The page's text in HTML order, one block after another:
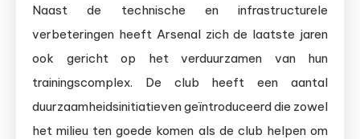
Naast de technische en infrastructurele
verbeteringen heeft Arsenal zich de laatste jaren
ook gericht op het verduurzamen van hun
trainingscomplex. De club heeft een aantal
duurzaamheidsinitiatieven geïntroduceerd die zowel
het milieu ten goede komen als de club helpen om